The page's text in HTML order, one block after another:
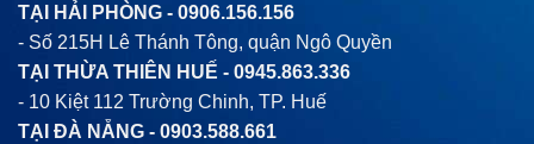
TẠI HẢI PHÒNG - 0906.156.156
- Số 215H Lê Thánh Tông, quận Ngô Quyền
TẠI THỪA THIÊN HUẾ - 0945.863.336
- 10 Kiệt 112 Trường Chinh, TP. Huế
TẠI ĐÀ NẴNG - 0903.588.661